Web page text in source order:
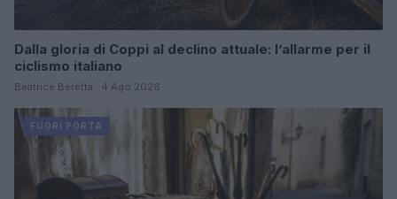
Dalla gloria di Coppi al declino attuale: l’allarme per il
ciclismo italiano
Beatrice Beretta · 4 Ago 2026
FUORI PORTA